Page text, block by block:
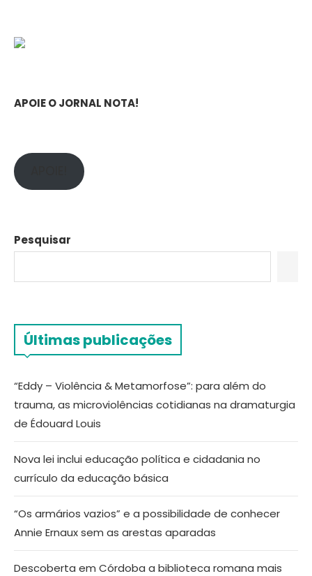
APOIE O JORNAL NOTA!
Pesquisar
Últimas publicações
“Eddy – Violência & Metamorfose”: para além do
trauma, as microviolências cotidianas na dramaturgia
de Édouard Louis
Nova lei inclui educação política e cidadania no
currículo da educação básica
“Os armários vazios” e a possibilidade de conhecer
Annie Ernaux sem as arestas aparadas
Descoberta em Córdoba a biblioteca romana mais